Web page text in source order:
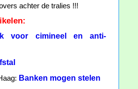
achter de tralies !!!
voor cimineel en anti-
Banken mogen stelen